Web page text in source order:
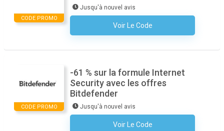
CODE PROMO
Jusqu'à nouvel avis
Voir Le Code
Aucun Code N'est Nécessaire
CODE PROMO
-61 % sur la formule Internet
Security avec les offres
Bitdefender
Jusqu'à nouvel avis
Voir Le Code
Aucun Code N'est Nécessaire